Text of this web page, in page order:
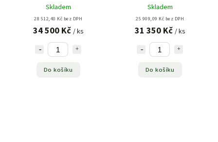
Skladem
28 512,40 Kč bez DPH
34 500 Kč / ks
Do košíku
Skladem
25 909,09 Kč bez DPH
31 350 Kč / ks
Do košíku